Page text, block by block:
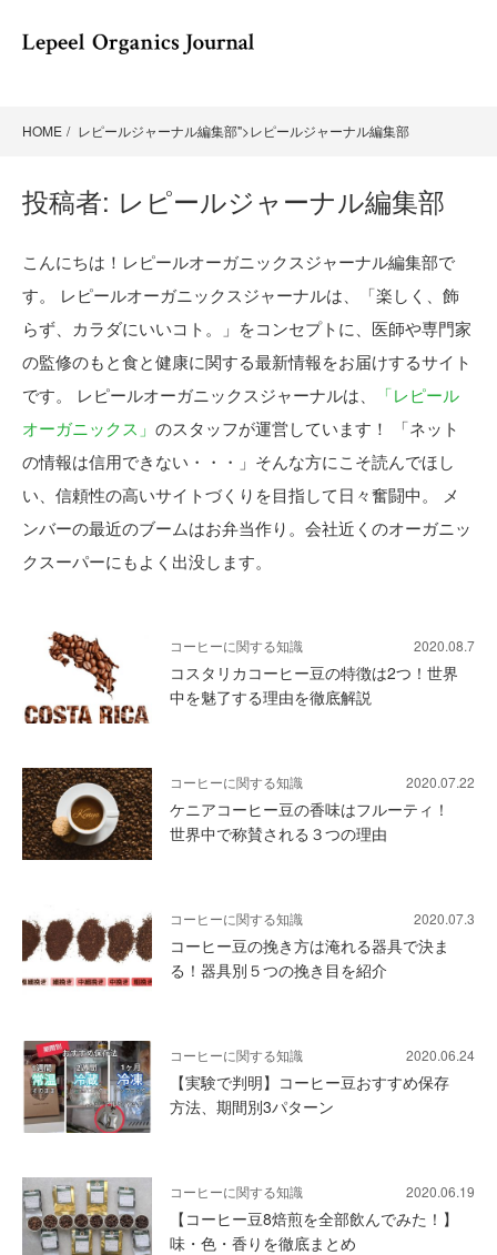
HOME レピールジャーナル編集部">レピールジャーナル編集部
投稿者: レピールジャーナル編集部
こんにちは！レピールオーガニックスジャーナル編集部で
す。 レピールオーガニックスジャーナルは、「楽しく、飾
らず、カラダにいいコト。」をコンセプトに、医師や専門家
の監修のもと食と健康に関する最新情報をお届けするサイト
です。 レピールオーガニックスジャーナルは、
「レピール
オーガニックス」 のスタッフが運営しています！ 「ネット
の情報は信用できない・・・」そんな方にこそ読んでほし
い、信頼性の高いサイトづくりを目指して日々奮闘中。 メ
ンバーの最近のブームはお弁当作り。会社近くのオーガニッ
クスーパーにもよく出没します。
コーヒーに関する知識 2020.08.7
コスタリカコーヒー豆の特徴は2つ！世界
中を魅了する理由を徹底解説
コーヒーに関する知識 2020.07.22
ケニアコーヒー豆の香味はフルーティ！
世界中で称賛される３つの理由
コーヒーに関する知識 2020.07.3
コーヒー豆の挽き方は淹れる器具で決ま
る！器具別５つの挽き目を紹介
コーヒーに関する知識 2020.06.24
【実験で判明】コーヒー豆おすすめ保存
方法、期間別3パターン
コーヒーに関する知識 2020.06.19
【コーヒー豆8焙煎を全部飲んでみた！】
味・色・香りを徹底まとめ